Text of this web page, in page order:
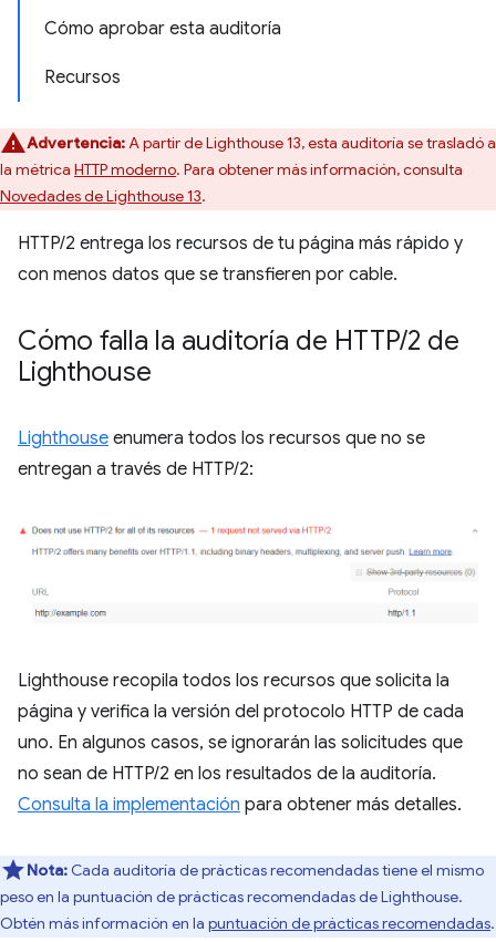
Cómo aprobar esta auditoría
Recursos
Advertencia:A partir de Lighthouse 13, esta auditoría se trasladó a
la métrica HTTP moderno. Para obtener más información, consulta
Novedades de Lighthouse 13.
HTTP/2 entrega los recursos de tu página más rápido y
con menos datos que se transfieren por cable.
Cómo falla la auditoría de HTTP/2 de
Lighthouse
Lighthouse enumera todos los recursos que no se
entregan a través de HTTP/2:
Lighthouse recopila todos los recursos que solicita la
página y verifica la versión del protocolo HTTP de cada
uno. En algunos casos, se ignorarán las solicitudes que
no sean de HTTP/2 en los resultados de la auditoría.
Consulta la implementación para obtener más detalles.
Nota: Cada auditoría de prácticas recomendadas tiene el mismo
peso en la puntuación de prácticas recomendadas de Lighthouse.
Obtén más información en la puntuación de prácticas recomendadas.